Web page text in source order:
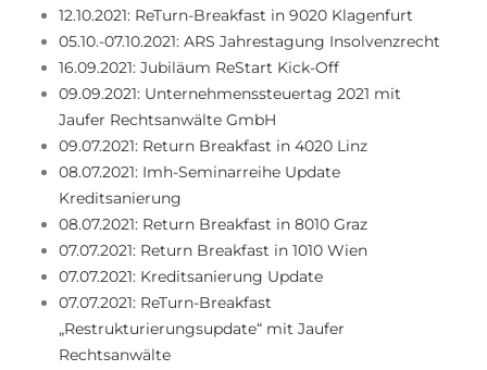
12.10.2021: ReTurn-Breakfast in 9020 Klagenfurt
05.10.-07.10.2021: ARS Jahrestagung Insolvenzrecht
16.09.2021: Jubiläum ReStart Kick-Off
09.09.2021: Unternehmenssteuertag 2021 mit
Jaufer Rechtsanwälte GmbH
09.07.2021: Return Breakfast in 4020 Linz
08.07.2021: Imh-Seminarreihe Update
Kreditsanierung
08.07.2021: Return Breakfast in 8010 Graz
07.07.2021: Return Breakfast in 1010 Wien
07.07.2021: Kreditsanierung Update
07.07.2021: ReTurn-Breakfast
„Restrukturierungsupdate“ mit Jaufer
Rechtsanwälte